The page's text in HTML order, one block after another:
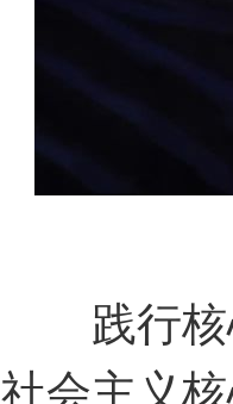
践行
社会主义